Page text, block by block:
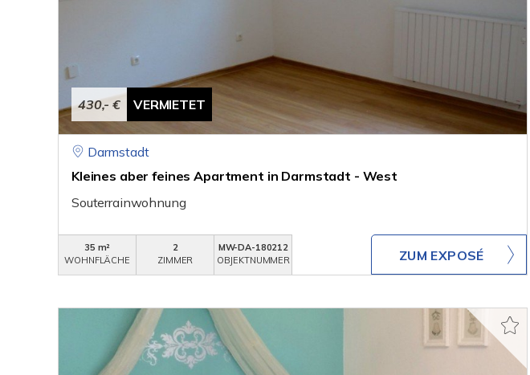
430,- € VERMIETET
Darmstadt
Kleines aber feines Apartment in Darmstadt - West
Souterrainwohnung
35 m²
WOHNFLÄCHE
2
ZIMMER
MW-DA-180212
OBJEKTNUMMER
ZUM EXPOSÉ